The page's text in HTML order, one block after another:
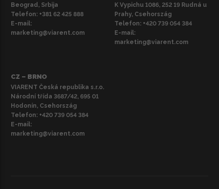
Beograd, Srbija
Telefon: +381 62 425 888
E-mail:
marketing@viarent.com
K Vypichu 1086, 252 19 Rudná u
Prahy, Csehország
Telefon: +420 739 054 384
E-mail:
marketing@viarent.com
CZ – BRNO
VIARENT Česká republika s.r.o.
Národní třída 3687/42, 695 01
Hodonín, Csehország
Telefon: +420 739 054 384
E-mail:
marketing@viarent.com